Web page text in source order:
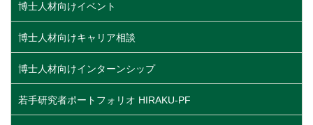
博士人材向けイベント
博士人材向けキャリア相談
博士人材向けインターンシップ
若手研究者ポートフォリオ HIRAKU-PF